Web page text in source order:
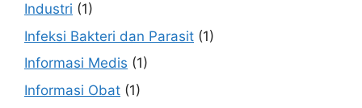
Industri (1)
Infeksi Bakteri dan Parasit (1)
Informasi Medis (1)
Informasi Obat (1)